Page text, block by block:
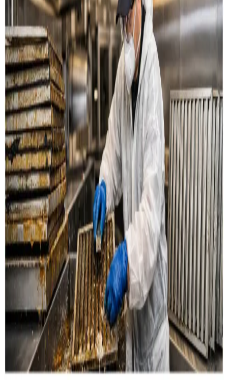
Restaurant & køkken
Rensning af emhætter, fedtkanaler og
udsugningssystemer til restauranter og storkøkkener i
Ry.
Læs mere